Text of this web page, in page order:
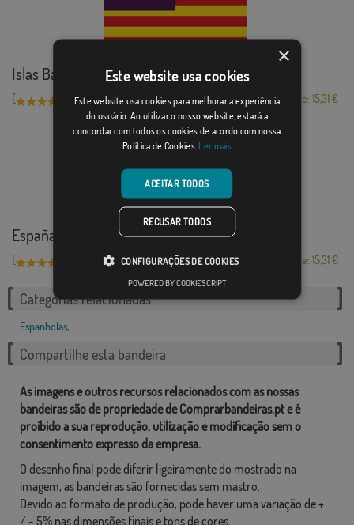
Islas Baleares
[ (8)] Desde: 15,31 €
España Descuento
[ Desde: 15,31 €
Categorias relacionadas:
Espanholas,
Compartilhe esta bandeira
As imagens e outros recursos relacionados com as nossas
bandeiras são de propriedade de Comprarbandeiras.pt e é
proibido a sua reprodução, utilização e modificação sem o
consentimento expresso da empresa.
O desenho final pode diferir ligeiramente do mostrado na
imagem, as bandeiras são fornecidas sem mastro.
Devido ao formato de produção, pode haver uma variação de +
/ - 5% nas dimensões finais e tons de cores.
×
Este website usa cookies
Este website usa cookies para melhorar a experiência
do usuário. Ao utilizar o nosso website, estará a
concordar com todos os cookies de acordo com nossa
Política de Cookies. Ler mais
ACEITAR TODOS
RECUSAR TODOS
CONFIGURAÇÕES DE COOKIES
POWERED BY COOKIESCRIPT